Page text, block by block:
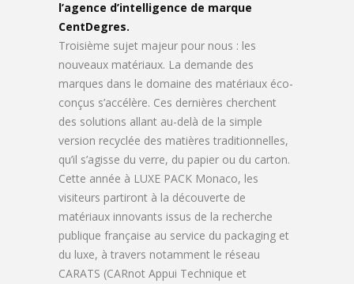
l’agence d’intelligence de marque
CentDegres.
Troisième sujet majeur pour nous : les
nouveaux matériaux. La demande des
marques dans le domaine des matériaux éco-
conçus s’accélère. Ces dernières cherchent
des solutions allant au-delà de la simple
version recyclée des matières traditionnelles,
qu’il s’agisse du verre, du papier ou du carton.
Cette année à LUXE PACK Monaco, les
visiteurs partiront à la découverte de
matériaux innovants issus de la recherche
publique française au service du packaging et
du luxe, à travers notamment le réseau
CARATS (CARnot Appui Technique et